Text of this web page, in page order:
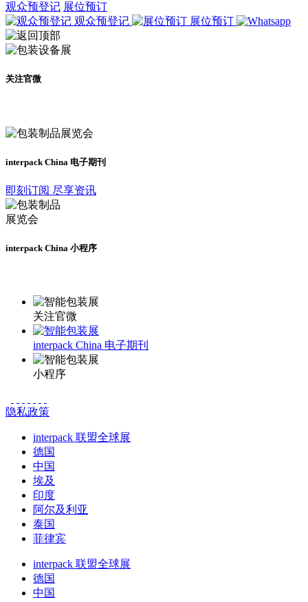
观众预登记 展位预订
观众预登记
展位预订
关注官微
interpack China 电子期刊
即刻订阅 尽享资讯
interpack China 小程序
关注官微
interpack China 电子期刊
小程序
隐私政策
interpack 联盟全球展
德国
中国
埃及
印度
阿尔及利亚
泰国
菲律宾
interpack 联盟全球展
德国
中国